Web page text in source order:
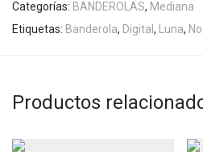
Categorías: BANDEROLAS, Mediana
Etiquetas: Banderola, Digital , Luna,
Productos